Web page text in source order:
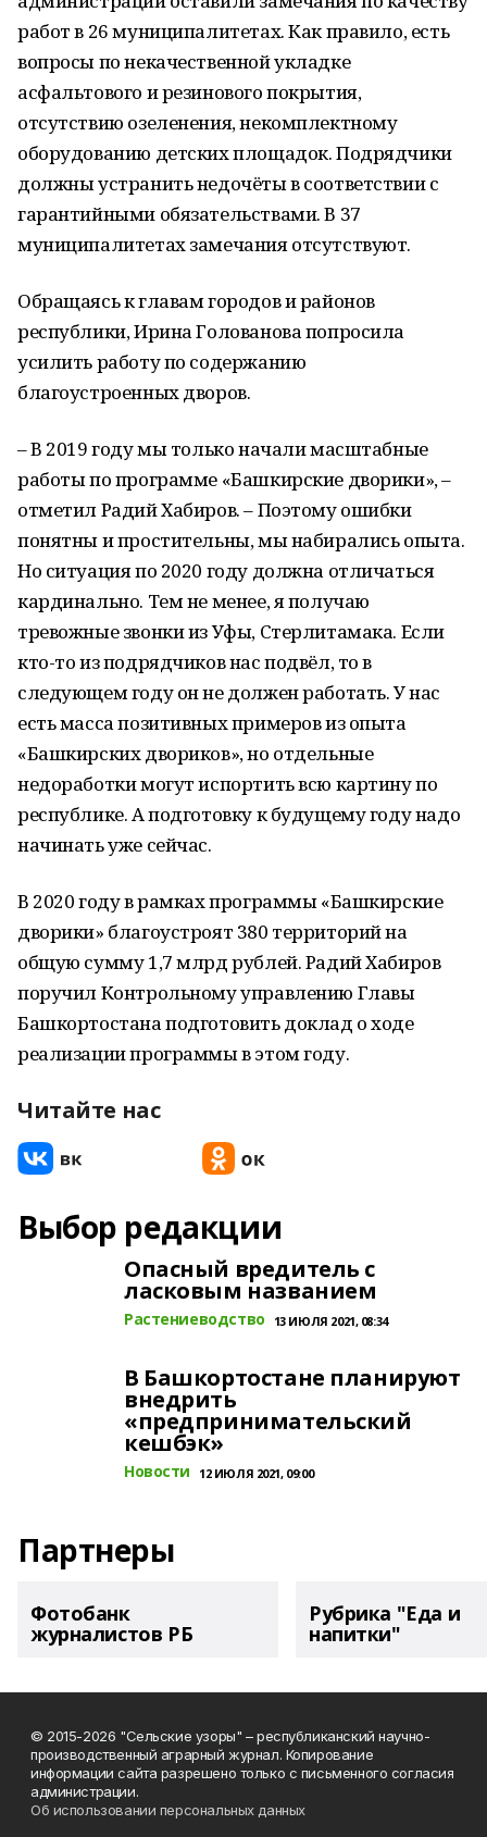
работ в 26 муниципалитетах. Как правило, есть
вопросы по некачественной укладке
асфальтового и резинового покрытия,
отсутствию озеленения, некомплектному
оборудованию детских площадок. Подрядчики
должны устранить недочёты в соответствии с
гарантийными обязательствами. В 37
муниципалитетах замечания отсутствуют.
Обращаясь к главам городов и районов
республики, Ирина Голованова попросила
усилить работу по содержанию
благоустроенных дворов.
– В 2019 году мы только начали масштабные
работы по программе «Башкирские дворики», –
отметил Радий Хабиров. – Поэтому ошибки
понятны и простительны, мы набирались опыта.
Но ситуация по 2020 году должна отличаться
кардинально. Тем не менее, я получаю
тревожные звонки из Уфы, Стерлитамака. Если
кто-то из подрядчиков нас подвёл, то в
следующем году он не должен работать. У нас
есть масса позитивных примеров из опыта
«Башкирских двориков», но отдельные
недоработки могут испортить всю картину по
республике. А подготовку к будущему году надо
начинать уже сейчас.
В 2020 году в рамках программы «Башкирские
дворики» благоустроят 380 территорий на
общую сумму 1,7 млрд рублей. Радий Хабиров
поручил Контрольному управлению Главы
Башкортостана подготовить доклад о ходе
реализации программы в этом году.
Читайте нас
Выбор редакции
Опасный вредитель с
ласковым названием
Растениеводство 13 ИЮЛЯ 2021, 08:34
В Башкортостане планируют
внедрить
«предпринимательский
кешбэк»
Новости 12 ИЮЛЯ 2021, 09:00
Партнеры
Фотобанк
журналистов РБ
Рубрика "Еда и
напитки"
© 2015-2026 "Сельские узоры" – республиканский научно-
производственный аграрный журнал. Копирование
информации сайта разрешено только с письменного согласия
администрации.
Об использовании персональных данных